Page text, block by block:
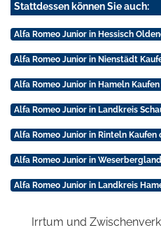
Stattdessen können Sie auch:
Alfa Romeo Junior in Hessisch
Alfa Romeo Junior in Nienstädt
Alfa Romeo Junior in Hameln
Alfa Romeo Junior in Landkreis
Alfa Romeo Junior in Rinteln Kaufen
Alfa Romeo Junior in
Alfa Romeo Junior in Landkreis
Irrtum und